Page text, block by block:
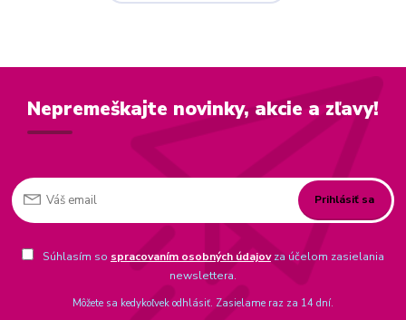
Nepremeškajte novinky, akcie a zľavy!
Prihlásiť sa
Súhlasím so spracovaním osobných údajovza účelom zasielania
newslettera.
Môžete sa kedykoľvek odhlásiť. Zasielame raz za 14 dní.